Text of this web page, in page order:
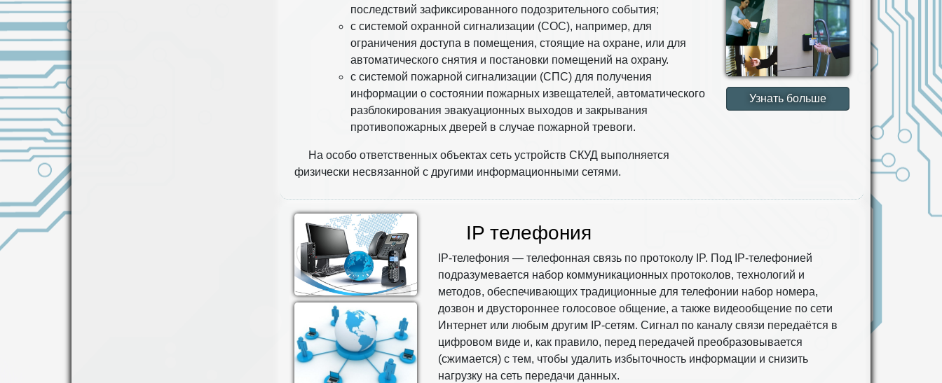
последствий зафиксированного подозрительного события;
с системой охранной сигнализации (СОС), например, для
ограничения доступа в помещения, стоящие на охране, или для
автоматического снятия и постановки помещений на охрану.
с системой пожарной сигнализации (СПС) для получения
информации о состоянии пожарных извещателей, автоматического
разблокирования эвакуационных выходов и закрывания
противопожарных дверей в случае пожарной тревоги.
На особо ответственных объектах сеть устройств СКУД выполняется
физически несвязанной с другими информационными сетями.
Узнать больше
IP телефония
IP-телефония — телефонная связь по протоколу IP. Под IP-телефонией
подразумевается набор коммуникационных протоколов, технологий и
методов, обеспечивающих традиционные для телефонии набор номера,
дозвон и двустороннее голосовое общение, а также видеообщение по сети
Интернет или любым другим IP-сетям. Сигнал по каналу связи передаётся в
цифровом виде и, как правило, перед передачей преобразовывается
(сжимается) с тем, чтобы удалить избыточность информации и снизить
нагрузку на сеть передачи данных.